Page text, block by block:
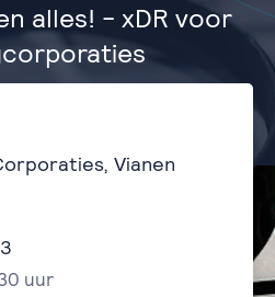
alles! - xDR voor
Vianen
uur